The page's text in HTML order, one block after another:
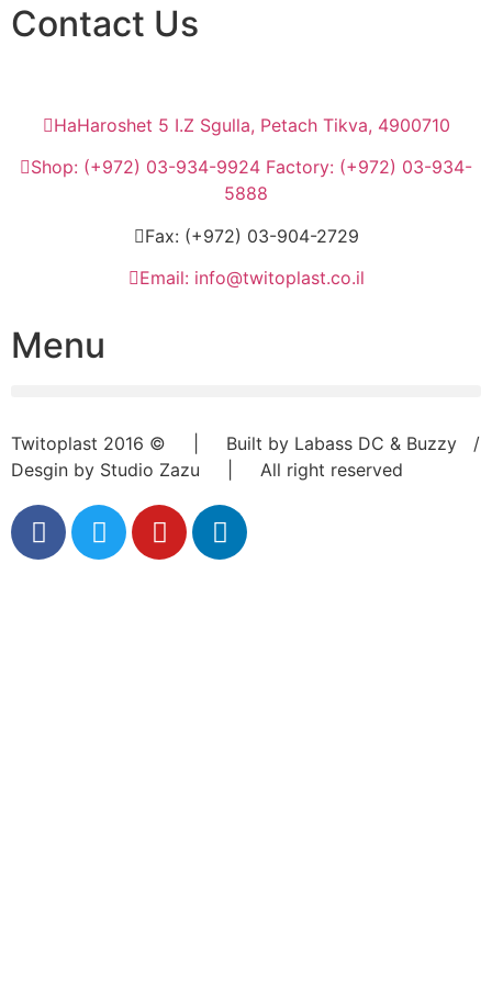
Contact Us
HaHaroshet 5 I.Z Sgulla, Petach Tikva, 4900710
Shop: (+972) 03-934-9924 Factory: (+972) 03-934-
5888
Fax: (+972) 03-904-2729
Email: info@twitoplast.co.il
Menu
Twitoplast 2016 © | Built by Labass DC & Buzzy /
Desgin by Studio Zazu | All right reserved